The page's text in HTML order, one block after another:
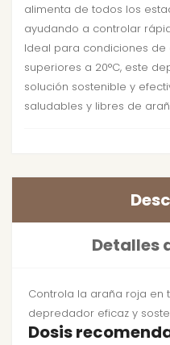
alimenta de todos los
ayudando a controlar
Ideal para condiciones
superiores a 20°C, este
solución sostenible y
saludables y libres de
Detalles
Controla la araña roja en
depredador eficaz y
Dosis